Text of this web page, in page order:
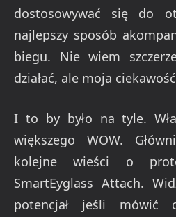
dostosowywać się do
najlepszy sposób
biegu. Nie wiem
działać, ale moja
I to by było na tyle.
większego WOW.
kolejne wieści o
SmartEyglass Attach.
potencjał jeśli mówić